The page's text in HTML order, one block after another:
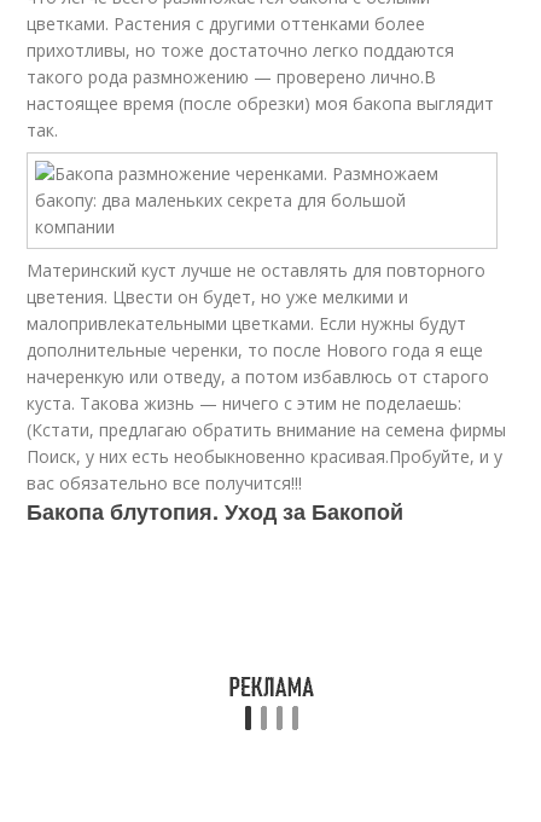
цветками. Растения с другими оттенками более
прихотливы, но тоже достаточно легко поддаются
такого рода размножению — проверено лично.В
настоящее время (после обрезки) моя бакопа выглядит
так.
Материнский куст лучше не оставлять для повторного
цветения. Цвести он будет, но уже мелкими и
малопривлекательными цветками. Если нужны будут
дополнительные черенки, то после Нового года я еще
начеренкую или отведу, а потом избавлюсь от старого
куста. Такова жизнь — ничего с этим не поделаешь:
(Кстати, предлагаю обратить внимание на семена фирмы
Поиск, у них есть необыкновенно красивая.Пробуйте, и у
вас обязательно все получится!!!
Бакопа блутопия. Уход за Бакопой